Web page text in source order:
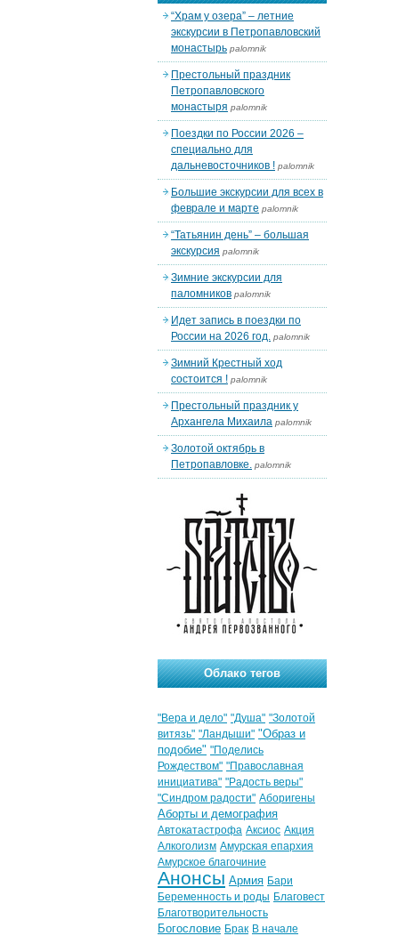
“Храм у озера” – летние
экскурсии в Петропавловский
монастырь palomnik
Престольный праздник
Петропавловского
монастыря palomnik
Поездки по России 2026 –
специально для
дальневосточников ! palomnik
Большие экскурсии для всех в
феврале и марте palomnik
“Татьянин день” – большая
экскурсия palomnik
Зимние экскурсии для
паломников palomnik
Идет запись в поездки по
России на 2026 год. palomnik
Зимний Крестный ход
состоится ! palomnik
Престольный праздник у
Архангела Михаила palomnik
Золотой октябрь в
Петропавловке. palomnik
Облако тегов
"Вера и дело" "Душа" "Золотой
витязь" "Ландыши" "Образ и
подобие" "Поделись
Рождеством" "Православная
инициатива" "Радость веры"
"Синдром радости" Аборигены
Аборты и демография
Автокатастрофа Аксиос Акция
Алкоголизм Амурская епархия
Амурское благочиние
Анонсы Армия Бари
Беременность и роды Благовест
Благотворительность
Богословие Брак В начале